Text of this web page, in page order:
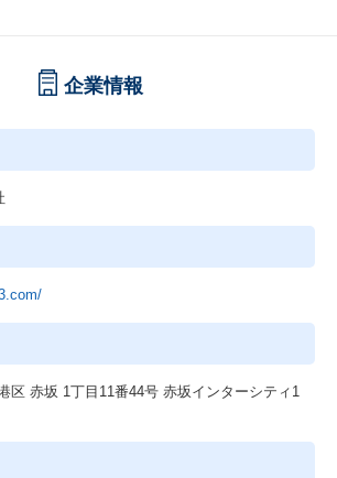
企業情報
区 赤坂 1丁目11番44号 赤坂インターシティ1